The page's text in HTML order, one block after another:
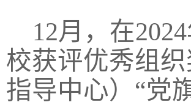
12月，在
校获评优秀组
指导中心）“党